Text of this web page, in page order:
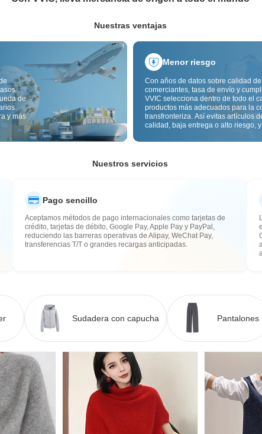
Nuestras ventajas
de
y más
Menor riesgo
Con años de datos sobre calidad de
comerciantes, tasa de envío y
VVIC selecciona dentro de todo el
productos más adecuados para la
transfronteriza. Así evitas artículos
calidad, baja entrega o alto riesgo,
calidad transfronteriza y las
aduana y posventa.
Nuestros servicios
Pago sencillo
Aceptamos métodos de pago internacionales como tarjetas de
crédito, tarjetas de débito, Google Pay, Apple Pay y PayPal,
reduciendo las barreras operativas de Alipay, WeChat Pay,
transferencias T/T o grandes recargas anticipadas.
Sudadera con capucha Pantalones